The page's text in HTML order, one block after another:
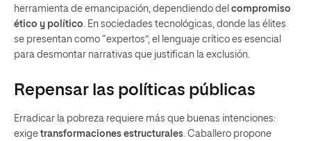
herramienta de emancipación, dependiendo del compromiso
ético y político . En sociedades tecnológicas, donde las élites
se presentan como “expertos”, el lenguaje crítico es esencial
para desmontar narrativas que justifican la exclusión.
Repensar las políticas públicas
Erradicar la pobreza requiere más que buenas intenciones:
exige transformaciones estructurales . Caballero propone